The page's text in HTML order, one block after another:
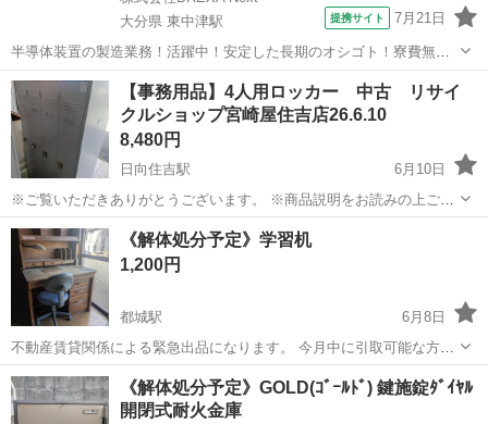
大分県 東中津駅
提携サイト 7月21日
半導体装置の製造業務！活躍中！安定した長期のオシゴト！寮費無料
★赴任旅費会社負担◎20代～40代の男性活躍中★未経験活躍中！高時
給1,500円！《大分県中津市》 人気の工場のお仕事 ◇半導体装置内部
のシート製造◇ ＊クリー...
大分 中津市 東中津駅 その他
【事務用品】4人用ロッカー 中古 リサイ
クルショップ宮崎屋住吉店26.6.10
8,480円
日向住吉駅
6月10日
※ご覧いただきありがとうございます。 ※商品説明をお読みの上ご納
得の上でご購入お願い致します 。 こちらの商品は住吉店にございま
す。 商品名：4人用ロッカー 状態：中古品 現状販売 ※現物ご確認の
うえでご判断くだ...
宮崎 宮崎市 日向住吉駅 オフィス用家具
《解体処分予定》学習机
1,200円
都城駅
6月8日
不動産賃貸関係による緊急出品になります。 今月中に引取可能な方に
お譲りします。 来月には解体処分致します。 詳細は、当方自己紹介欄
に記載があります。 そちらを必ず熟読閲覧してからお願い申し上げま
す
宮崎 都城市 都城駅 オフィス用家具 自己紹介
《解体処分予定》GOLD(ｺﾞｰﾙﾄﾞ) 鍵施錠ﾀﾞｲﾔﾙ
開閉式耐火金庫